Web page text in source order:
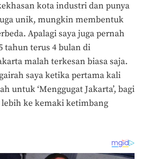
kota industri dan punya
unik, mungkin membentuk
Apalagi saya juga pernah
tahun terus 4 bulan di
malah terkesan biasa saja.
saya ketika pertama kali
untuk ‘Menggugat Jakarta’, bagi
lebih ke kemaki ketimbang